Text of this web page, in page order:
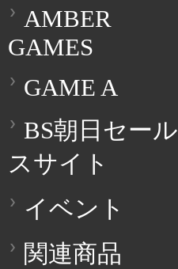
AMBER
GAMES
GAME A
BS朝日セール
スサイト
イベント
関連商品